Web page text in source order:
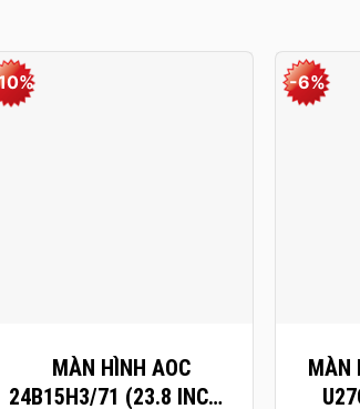
MÀN HÌNH AOC
24B15H3/71 (23.8 INCH /
-6%
MÀN